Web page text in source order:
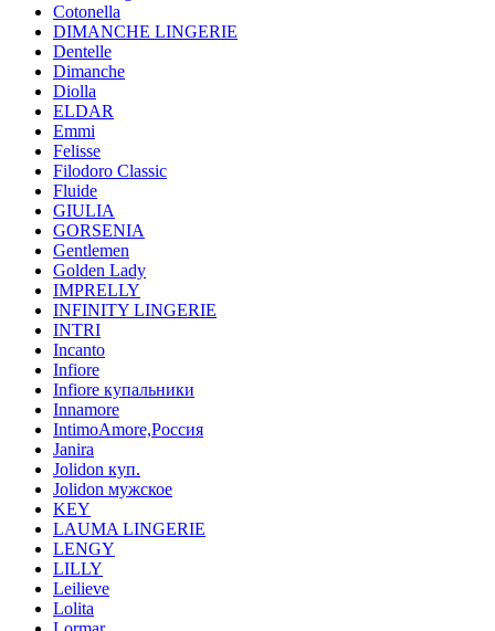
Cotonella
DIMANCHE LINGERIE
Dentelle
Dimanche
Diolla
ELDAR
Emmi
Felisse
Filodoro Classic
Fluide
GIULIA
GORSENIA
Gentlemen
Golden Lady
IMPRELLY
INFINITY LINGERIE
INTRI
Incanto
Infiore
Infiore купальники
Innamore
IntimoAmore,Россия
Janira
Jolidon куп.
Jolidon мужское
KEY
LAUMA LINGERIE
LENGY
LILLY
Leilieve
Lolita